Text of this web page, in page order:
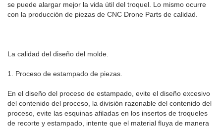
se puede alargar mejor la vida útil del troquel. Lo mismo ocurre
con la producción de piezas de CNC Drone Parts de calidad.
La calidad del diseño del molde.
1. Proceso de estampado de piezas.
En el diseño del proceso de estampado, evite el diseño excesivo
del contenido del proceso, la división razonable del contenido del
proceso, evite las esquinas afiladas en los insertos de troqueles
de recorte y estampado, intente que el material fluya de manera